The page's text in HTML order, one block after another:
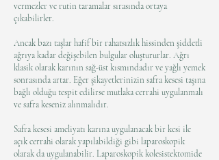
vermezler ve rutin taramalar sırasında ortaya
çıkabilirler.
Ancak bazı taşlar hafif bir rahatsızlık hissinden şiddetli
ağrıya kadar değişebilen bulgular oluştururlar. Ağrı
klasik olarak karının sağ-üst kısmındadır ve yağlı yemek
sonrasında artar. Eğer şikayetlerinizin safra kesesi taşına
bağlı olduğu tespit edilirse mutlaka cerrahi uygulanmalı
ve safra keseniz alınmalıdır.
Safra kesesi ameliyatı karına uygulanacak bir kesi ile
açık cerrahi olarak yapılabildiği gibi laparoskopik
olarak da uygulanabilir. Laparoskopik kolesistektomide